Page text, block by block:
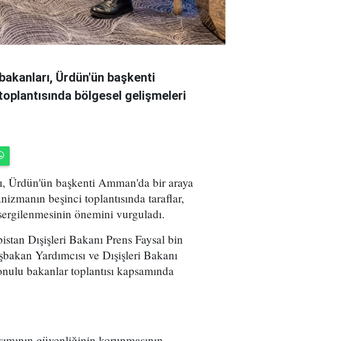
Ürdün'ün başkenti
bölgesel gelişmeleri
Ürdün'ün başkenti Amman'da bir araya
beşinci toplantısında taraflar,
önemini vurguladı.
Dışişleri Bakanı Prens Faysal bin
Yardımcısı ve Dışişleri Bakanı
bakanlar toplantısı kapsamında